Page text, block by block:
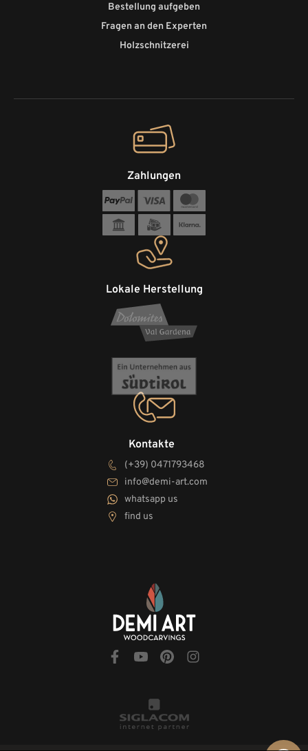
Bestellung aufgeben
Fragen an den Experten
Holzschnitzerei
Kontakte
(+39) 0471793468
info@demi-art.com
whatsapp us
find us
Lokale Herstellung
Zahlungen